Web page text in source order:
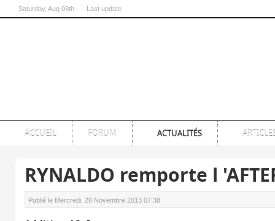
Saturday, Aug 08th Last update
ACCUEIL FORUM ACTUALITÉS
RYNALDO remporte l
Publié le Mercredi, 20 Novembre 2013 07:38